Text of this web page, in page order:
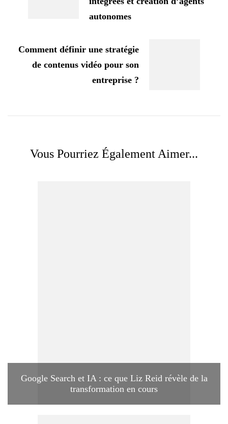
autonomes
Comment définir une stratégie
de contenus vidéo pour son
entreprise ?
Vous Pourriez Également Aimer...
Google Search et IA : ce que Liz Reid révèle de la
transformation en cours